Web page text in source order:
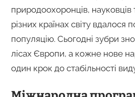
природоохоронців, науковців
різних країнах світу вдалося
популяцію. Сьогодні зубри
лісах Європи, а кожне нове
один крок до стабільності